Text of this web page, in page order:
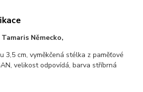
Německo,
3,5 cm, vyměkčená stélka z paměťové
velikost odpovídá, barva stříbrná